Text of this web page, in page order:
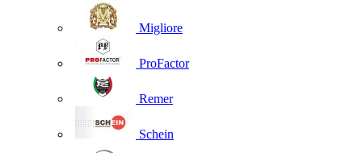
Migliore
ProFactor
Remer
Schein